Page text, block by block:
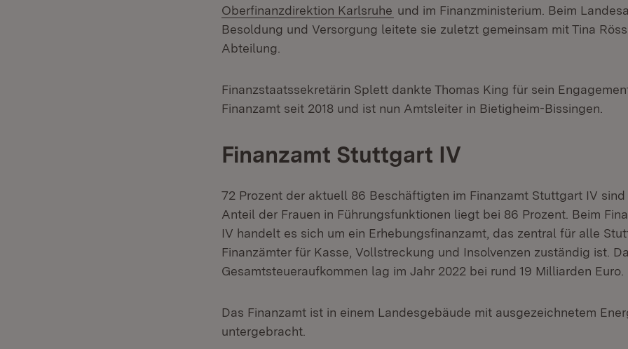
Oberfinanzdirektion Karlsruhe (Öffnet in neuem Fenster)
und im Finanzministerium. Beim
Besoldung und Versorgung leitete sie zuletzt gemeinsam mit Tina
Abteilung.
Finanzstaatssekretärin Splett dankte Thomas King für sein
Finanzamt seit 2018 und ist nun Amtsleiter in Bietigheim-Bissingen.
Finanzamt Stuttgart IV
72 Prozent der aktuell 86 Beschäftigten im Finanzamt Stuttgart IV sind
Anteil der Frauen in Führungsfunktionen liegt bei 86 Prozent. Beim
IV handelt es sich um ein Erhebungsfinanzamt, das zentral für alle
Finanzämter für Kasse, Vollstreckung und Insolvenzen zuständig ist.
Gesamtsteueraufkommen lag im Jahr 2022 bei rund 19 Milliarden Euro.
Das Finanzamt ist in einem Landesgebäude mit ausgezeichnetem
untergebracht.